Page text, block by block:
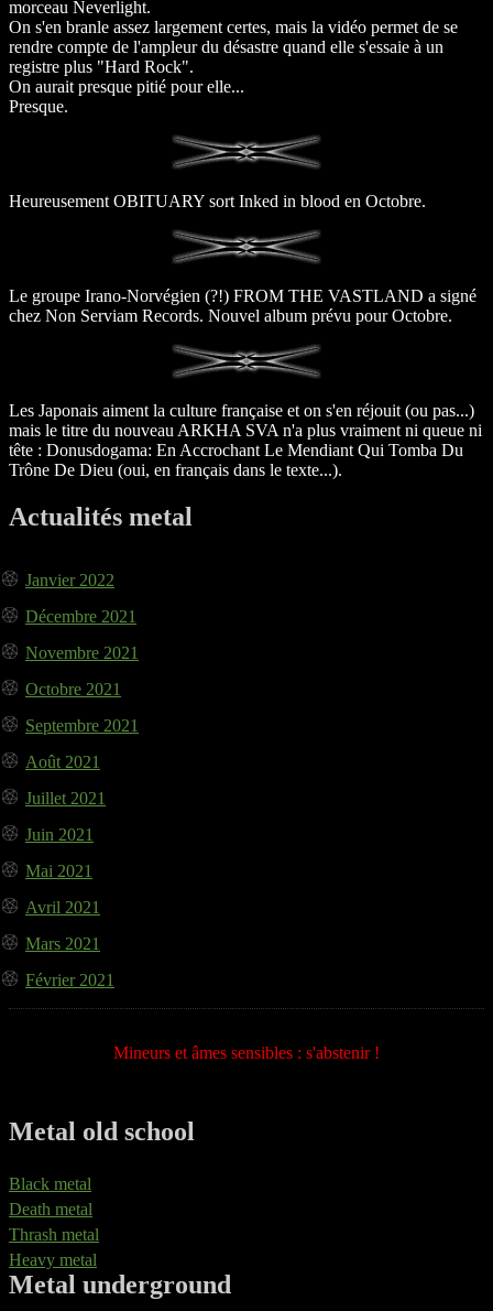
morceau Neverlight.
On s'en branle assez largement certes, mais la vidéo permet de se
rendre compte de l'ampleur du désastre quand elle s'essaie à un
registre plus "Hard Rock".
On aurait presque pitié pour elle...
Presque.
Heureusement OBITUARY sort Inked in blood en Octobre.
Le groupe Irano-Norvégien (?!) FROM THE VASTLAND a signé
chez Non Serviam Records. Nouvel album prévu pour Octobre.
Les Japonais aiment la culture française et on s'en réjouit (ou pas...)
mais le titre du nouveau ARKHA SVA n'a plus vraiment ni queue ni
tête : Donusdogama: En Accrochant Le Mendiant Qui Tomba Du
Trône De Dieu (oui, en français dans le texte...).
Actualités metal
Janvier 2022
Décembre 2021
Novembre 2021
Octobre 2021
Septembre 2021
Août 2021
Juillet 2021
Juin 2021
Mai 2021
Avril 2021
Mars 2021
Février 2021
Mineurs et âmes sensibles : s'abstenir !
Metal old school
Black metal
Death metal
Thrash metal
Heavy metal
Metal underground